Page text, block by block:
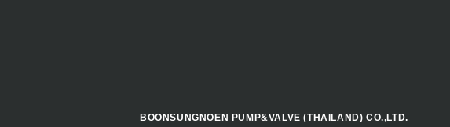
BOONSUNGNOEN PUMP&VALVE (THAILAND) CO.,LTD.